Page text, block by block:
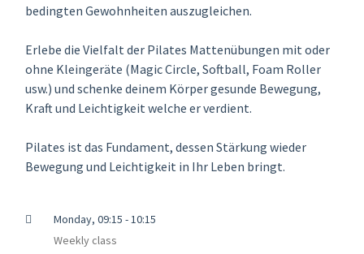
bedingten Gewohnheiten auszugleichen.
Erlebe die Vielfalt der Pilates Mattenübungen mit oder
ohne Kleingeräte (Magic Circle, Softball, Foam Roller
usw.) und schenke deinem Körper gesunde Bewegung,
Kraft und Leichtigkeit welche er verdient.
Pilates ist das Fundament, dessen Stärkung wieder
Bewegung und Leichtigkeit in Ihr Leben bringt.
Monday, 09:15 - 10:15
Weekly class